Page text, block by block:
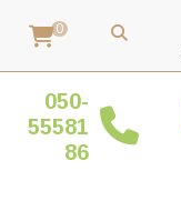
0
050-
55581
86